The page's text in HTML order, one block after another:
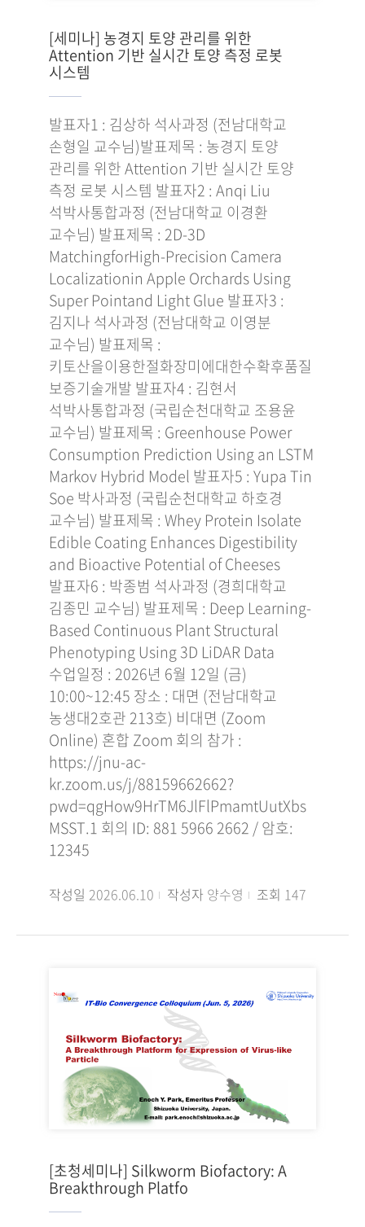
[세미나] 농경지 토양 관리를 위한
Attention 기반 실시간 토양 측정 로봇
시스템
발표자1 : 김상하 석사과정 (전남대학교
손형일 교수님)발표제목 : 농경지 토양
관리를 위한 Attention 기반 실시간 토양
측정 로봇 시스템 발표자2 : Anqi Liu
석박사통합과정 (전남대학교 이경환
교수님) 발표제목 : 2D-3D
MatchingforHigh-Precision Camera
Localizationin Apple Orchards Using
Super Pointand Light Glue 발표자3 :
김지나 석사과정 (전남대학교 이영분
교수님) 발표제목 :
키토산을이용한절화장미에대한수확후품질
보증기술개발 발표자4 : 김현서
석박사통합과정 (국립순천대학교 조용윤
교수님) 발표제목 : Greenhouse Power
Consumption Prediction Using an LSTM
Markov Hybrid Model 발표자5 : Yupa Tin
Soe 박사과정 (국립순천대학교 하호경
교수님) 발표제목 : Whey Protein Isolate
Edible Coating Enhances Digestibility
and Bioactive Potential of Cheeses
발표자6 : 박종범 석사과정 (경희대학교
김종민 교수님) 발표제목 : Deep Learning-
Based Continuous Plant Structural
Phenotyping Using 3D LiDAR Data
수업일정 : 2026년 6월 12일 (금)
10:00~12:45 장소 : 대면 (전남대학교
농생대2호관 213호) 비대면 (Zoom
Online) 혼합 Zoom 회의 참가 :
https://jnu-ac-
kr.zoom.us/j/88159662662?
pwd=qgHow9HrTM6JlFlPmamtUutXbs
MSST.1 회의 ID: 881 5966 2662 / 암호:
12345
작성일 2026.06.10 작성자 양수영 조회 147
[초청세미나] Silkworm Biofactory: A
Breakthrough Platfo